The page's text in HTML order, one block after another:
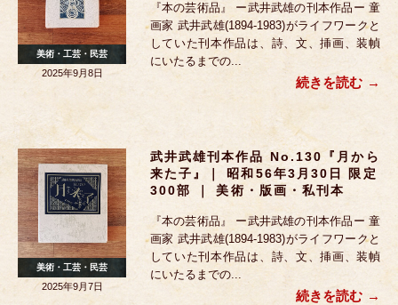
『本の芸術品』 ー武井武雄の刊本作品ー 童
画家 武井武雄(1894-1983)がライフワークと
していた刊本作品は、詩、文、挿画、装幀
にいたるまでの...
続きを読む
美術・工芸・民芸
2025年9月8日
武井武雄刊本作品 No.130『月から
来た子』｜ 昭和56年3月30日 限定
300部 ｜ 美術・版画・私刊本
『本の芸術品』 ー武井武雄の刊本作品ー 童
画家 武井武雄(1894-1983)がライフワークと
していた刊本作品は、詩、文、挿画、装幀
にいたるまでの...
続きを読む
美術・工芸・民芸
2025年9月7日